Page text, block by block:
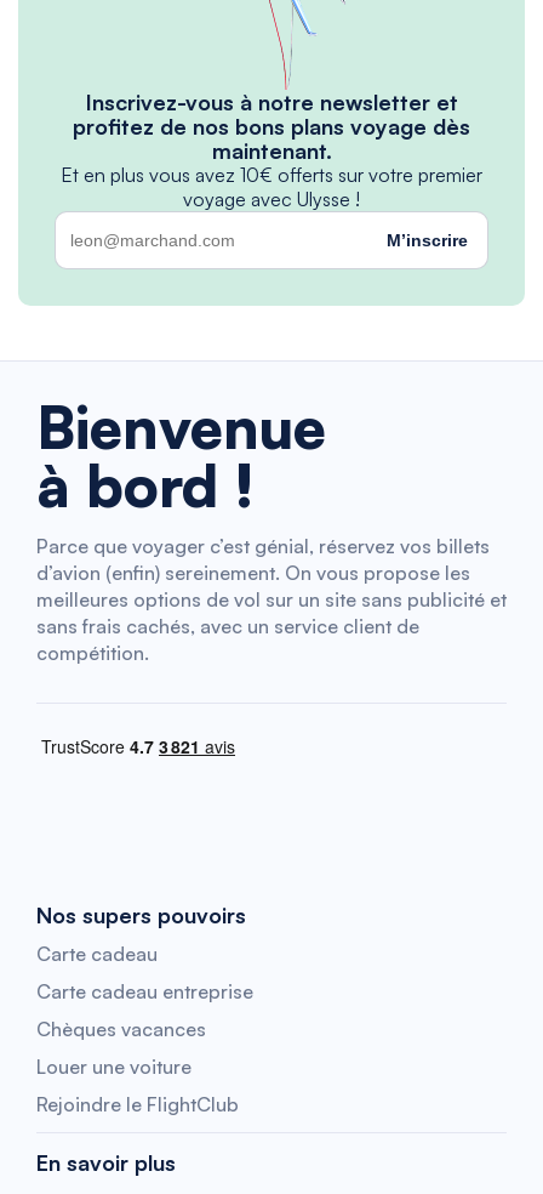
Inscrivez-vous à notre newsletter et
profitez de nos bons plans voyage dès
maintenant.
Et en plus vous avez 10€ offerts sur votre premier
voyage avec Ulysse !
M’inscrire
Bienvenue
à bord !
Parce que voyager c’est génial, réservez vos billets
d’avion (enfin) sereinement. On vous propose les
meilleures options de vol sur un site sans publicité et
sans frais cachés, avec un service client de
compétition.
Nos supers pouvoirs
Carte cadeau
Carte cadeau entreprise
Chèques vacances
Louer une voiture
Rejoindre le FlightClub
En savoir plus